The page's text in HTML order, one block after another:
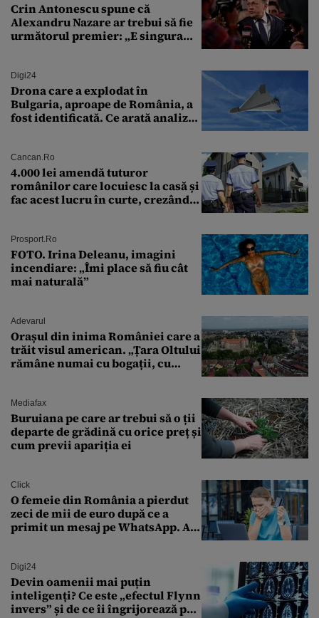
Crin Antonescu spune că
Alexandru Nazare ar trebui să fie
următorul premier: „E singura
Digi24
Drona care a explodat în
Bulgaria, aproape de România, a
fost identificată. Ce arată analiza
Cancan.ro
4.000 lei amendă tuturor
românilor care locuiesc la casă și
fac acest lucru în curte, crezând
Prosport.ro
FOTO. Irina Deleanu, imagini
incendiare: „Îmi place să fiu cât
mai naturală”
Adevarul
Orașul din inima României care a
trăit visul american. „Țara Oltului
rămâne numai cu bogații, cu
Mediafax
Buruiana pe care ar trebui să o ții
departe de grădină cu orice preț și
cum previi apariția ei
Click
O femeie din România a pierdut
zeci de mii de euro după ce a
primit un mesaj pe WhatsApp. A
Digi24
Devin oamenii mai puțin
inteligenți? Ce este „efectul Flynn
invers” și de ce îi îngrijorează pe